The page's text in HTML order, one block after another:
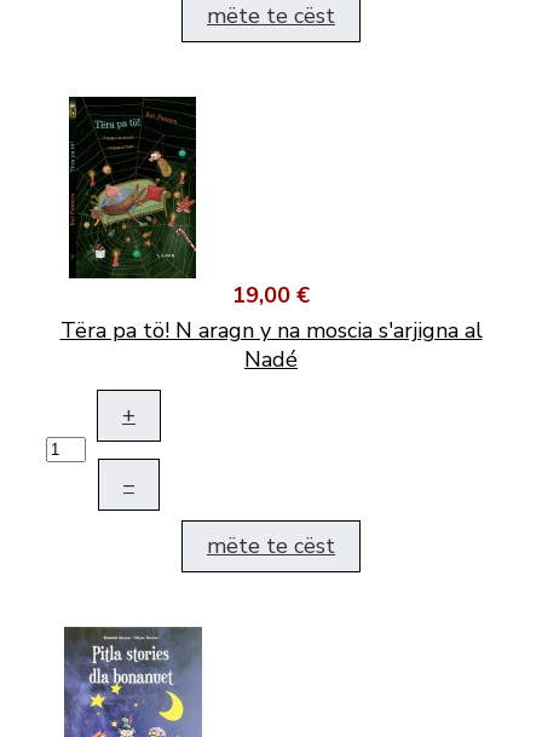
mëte te cëst
19,00 €
Tëra pa tö! N aragn y na moscia s'arjigna al
Nadé
+
–
mëte te cëst